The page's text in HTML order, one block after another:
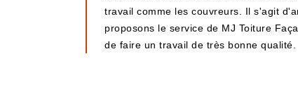
travail comme les couvreurs. Il s'agit
proposons le service de MJ Toiture
de faire un travail de très bonne qualité.